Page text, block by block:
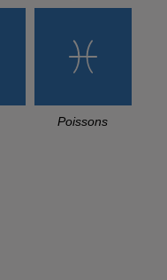
Poissons